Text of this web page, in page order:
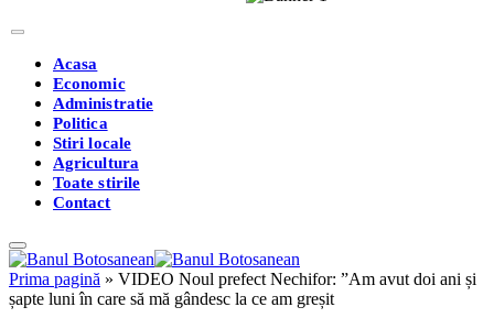
Acasa
Economic
Administratie
Politica
Stiri locale
Agricultura
Toate stirile
Contact
Prima pagină » VIDEO Noul prefect Nechifor: ”Am avut doi ani și
șapte luni în care să mă gândesc la ce am greșit